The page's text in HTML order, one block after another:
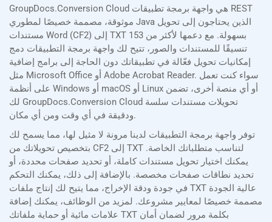
GroupDocs.Conversion Cloud هي واجهة برمجة تطبيقات REST
موثوقة، مصممة خصيصًا لمطوري Java الذين يحتاجون إلى تحويل
مستندات Word (CF2) إلى TXT بسهولة. مع دعمها لأكثر من 153
تنسيقًا للمستندات والصور، تتيح لك واجهة برمجة التطبيقات دمج
إمكانيات تحويل فعّالة في تطبيقاتك دون الحاجة إلى برامج إضافية
مثل Microsoft Office أو Adobe Acrobat Reader. سواء كنت تعمل
على أنظمة Windows أو macOS أو Linux أو أي منصة أخرى، تضمن
لك GroupDocs.Conversion Cloud تحويلات مستندات سلسة
ودقيقة في أي وقت ومن أي مكان.
توفر واجهة برمجة التطبيقات لدينا مرونة لا مثيل لها، مما يسمح لك
بتخصيص تحويلاتك من CF2 إلى TXT لتناسب متطلباتك الخاصة.
يمكنك اختيار تحويل مستندات كاملة، أو تحديد صفحات محددة، أو
تحديد نطاقات صفحات مخصصة. بالإضافة إلى ذلك، يمكنك التحكم
في جودة ودقة الإخراج، مما يتيح لك إنتاج ملفات TXT عالية الجودة
مصممة خصيصًا لمعايير مشروعك. لمزيد من الوظائف، يمكنك إضافة
علامات مائية أو حماية ملفاتك TXT بكلمة مرور لضمان أمان